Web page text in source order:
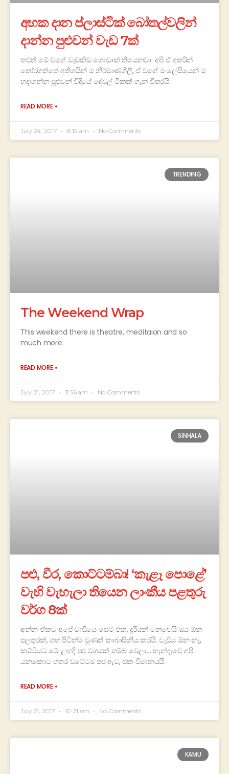
අහක දාන ප්ලාස්ටික් බෝතල්වලින්
දාන්න පුළුවන් වැඩ 7ක්
තවත් මේ වගේ වැඩකිඩ ගොඩාක් තියෙනවා. අපි ඒ අතරින්
තෝරගත්තේ අතිශයින් ම නිර්මාණශීලී, ඒ වගේ ම ලේසියෙන් ම
හදාගන්න පුළුවන් විදියේ දේවල් ටිකක් ගැන විතරයි.
READ MORE »
July 24, 2017 8:12 am No Comments
TRENDING
The Weekend Wrap
This weekend there is theatre, meditaion and so
much more.
READ MORE »
July 21, 2017 11:56 am No Comments
SINHALA
පළු, වීර, කොට්ටම්බා! ‘කැළෑ පොළේ’
වැහි වැහැලා තියෙන ලාංකීය පළතුරු
වර්ග 8ක්
අන්න ඒකට අපේ වාඩියෙ සෙට් එක, දූරියන් නෙවෙයි ඔය ඕන
පලතුරක්, ගහ පිටින්ම වුණත් කාබාසිනිය කරයි. වැඩිය ඕන නෑ,
කට්ටියට මේ ළඟදි පළු වගයක් හම්බ වෙලා… හැන්දෑවෙ අපි
යනකොට හතර වටේටම පළු ඇට, එක විමානයයි.
READ MORE »
July 21, 2017 10:21 am No Comments
KAMU